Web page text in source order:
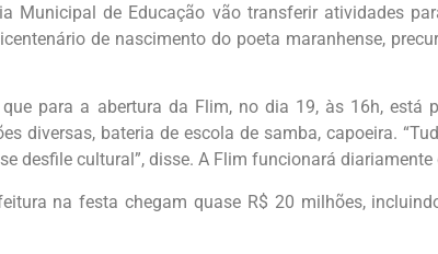
Municipal de Educação vão transferir atividades
de nascimento do poeta maranhense,
para a abertura da Flim, no dia 19, às 16h, está
diversas, bateria de escola de samba, capoeira.
desfile cultural”, disse. A Flim funcionará diariamente
na festa chegam quase R$ 20 milhões,